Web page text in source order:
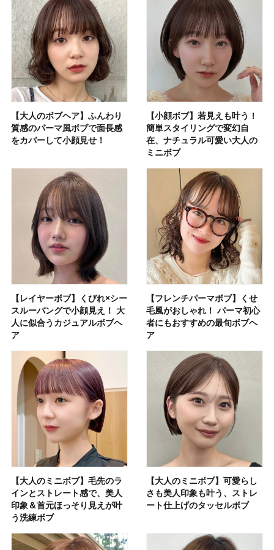
【大人のボブヘア】ふんわり
質感のパーマ風ボブで面長感
をカバーして小顔見せ！
【小顔ボブ】若見えも叶う！
簡単スタイリングで変幻自
在、ナチュラル可愛い大人の
ミニボブ
【レイヤーボブ】くびれ×シー
スルーバングで小顔見え！ 大
人に似合うカジュアルボブヘ
ア
【フレンチパーマボブ】くせ
毛風がおしゃれ！ パーマ初心
者にもおすすめの最旬ボブヘ
ア
【大人のミニボブ】毛先のラ
インとストレート感で、美人
印象＆首元ほっそり見えが叶
う洗練ボブ
【大人のミニボブ】可愛らし
さも美人印象も叶う、ストレ
ート仕上げのタッセルボブ